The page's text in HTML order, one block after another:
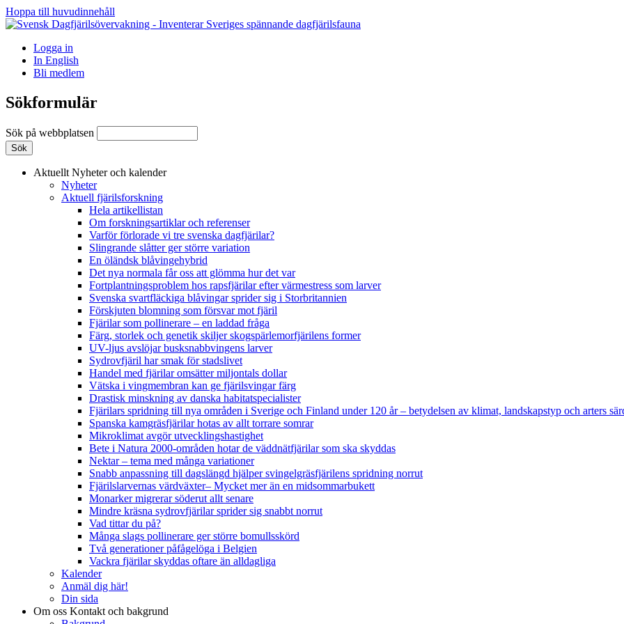
Hoppa till huvudinnehåll
Logga in
In English
Bli medlem
Sökformulär
Sök på webbplatsen
Aktuellt Nyheter och kalender
Nyheter
Aktuell fjärilsforskning
Hela artikellistan
Om forskningsartiklar och referenser
Varför förlorade vi tre svenska dagfjärilar?
Slingrande slåtter ger större variation
En öländsk blåvingehybrid
Det nya normala får oss att glömma hur det var
Fortplantningsproblem hos rapsfjärilar efter värmestress som larver
Svenska svartfläckiga blåvingar sprider sig i Storbritannien
Förskjuten blomning som försvar mot fjäril
Fjärilar som pollinerare – en laddad fråga
Färg, storlek och genetik skiljer skogspärlemorfjärilens former
UV-ljus avslöjar busksnabbvingens larver
Sydrovfjäril har smak för stadslivet
Handel med fjärilar omsätter miljontals dollar
Vätska i vingmembran kan ge fjärilsvingar färg
Drastisk minskning av danska habitatspecialister
Fjärilars spridning till nya områden i Sverige och Finland under 120 år– betydelsen av klimat, landskapstyp och arters
Spanska kamgräsfjärilar hotas av allt torrare somrar
Mikroklimat avgör utvecklingshastighet
Bete i Natura 2000-områden hotar de väddnätfjärilar som ska skyddas
Nektar – tema med många variationer
Snabb anpassning till dagslängd hjälper svingelgräsfjärilens spridning norrut
Fjärilslarvernas värdväxter– Mycket mer än en midsommarbukett
Monarker migrerar söderut allt senare
Mindre kräsna sydrovfjärilar sprider sig snabbt norrut
Vad tittar du på?
Många slags pollinerare ger större bomullsskörd
Två generationer påfågelöga i Belgien
Vackra fjärilar skyddas oftare än alldagliga
Kalender
Anmäl dig här!
Din sida
Om oss Kontakt och bakgrund